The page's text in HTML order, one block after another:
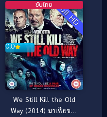
Full HD
0.0
ซับไทย
We Still Kill the Old
Way (2014) มาเฟียขย้ำ